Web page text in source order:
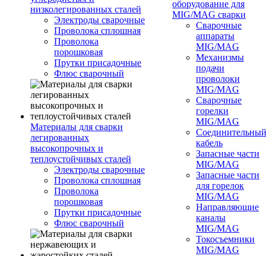
низколегированных сталей
Электроды сварочные
Проволока сплошная
Проволока
порошковая
Прутки присадочные
Флюс сварочный
Материалы для сварки
легированных
высокопрочных и
теплоустойчивых сталей
Электроды сварочные
Проволока сплошная
Проволока
порошковая
Прутки присадочные
Флюс сварочный
оборудование для
MIG/MAG сварки
Сварочные
аппараты
MIG/MAG
Механизмы
подачи
проволоки
MIG/MAG
Сварочные
горелки
MIG/MAG
Соединительный
кабель
Запасные части
MIG/MAG
Запасные части
для горелок
MIG/MAG
Направляющие
каналы
MIG/MAG
Токосъемники
MIG/MAG